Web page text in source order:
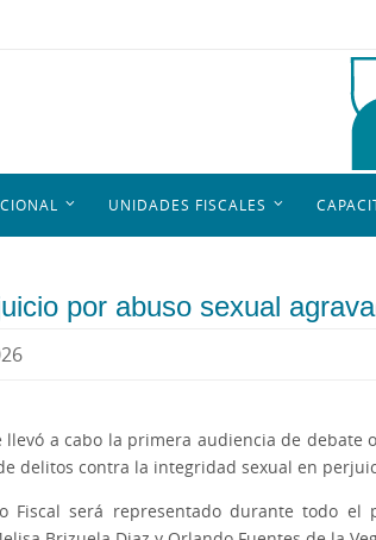
UNIDADES FISCALES
por abuso sexual
llevó a cabo la primera audiencia de
delitos contra la integridad sexual en
Fiscal será representado durante todo